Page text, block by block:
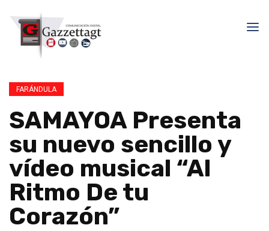
FARÁNDULA
SAMAYOA Presenta
su nuevo sencillo y
vídeo musical “Al
Ritmo De tu
Corazón”